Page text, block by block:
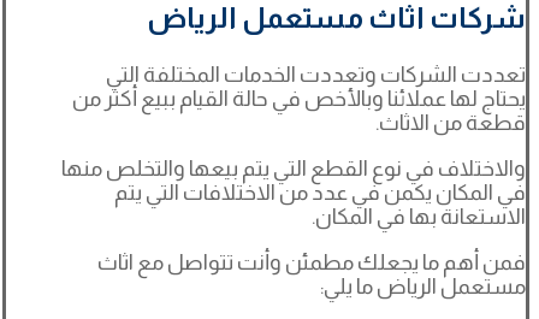
شركات اثاث مستعمل الرياض
تعددت الشركات وتعددت الخدمات المختلفة التي
يحتاج لها عملائنا وبالأخص في حالة القيام ببيع أكثر من
قطعة من الاثاث.
والاختلاف في نوع القطع التي يتم بيعها والتخلص منها
في المكان يكمن في عدد من الاختلافات التي يتم
الاستعانة بها في المكان.
فمن أهم ما يجعلك مطمئن وأنت تتواصل مع اثاث
مستعمل الرياض ما يلي: